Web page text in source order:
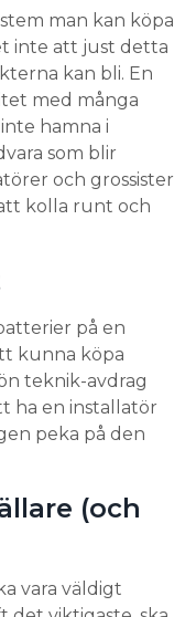
Shingelpanel
från Hyundai
med 430
Wp i effekt.
tätt
man
vidhäftande
läggs i rader
busbaren så
ljus. Det ökar
över 400 W.
att varje rad av
Det minskar
Shingelceller
så de kan vara
särskilt där
man kan köpa
inte att just detta
kan bli. En
med många
hamna i
som blir
och grossister
kolla runt och
på en
kunna köpa
teknik-avdrag
ha en installatör
peka på den
(och
vara väldigt